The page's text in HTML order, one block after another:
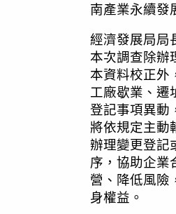
南產業永續發
經濟發展局局
本次調查除辦
本資料校正外
工廠歇業、遷
登記事項異動
將依規定主動
辦理變更登記
序，協助企業
營、降低風險
身權益。